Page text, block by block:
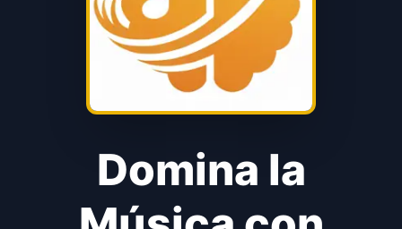
Domina la